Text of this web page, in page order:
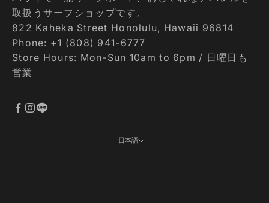
取扱うサーフショップです。
822 Kaheka Street Honolulu, Hawaii 96814
Phone: +1 (808) 941-6777
Store Hours: Mon-Sun 10am to 6pm / 日曜日も
営業
日本語